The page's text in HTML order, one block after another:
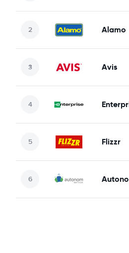
Alamo
Avis
Flizzr